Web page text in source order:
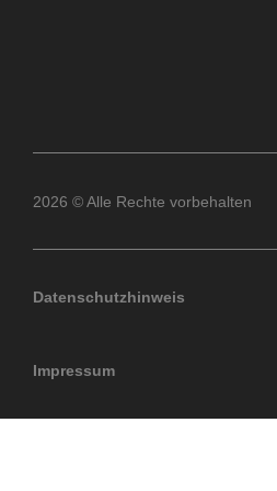
2026 © Alle Rechte vorbehalten
Datenschutzhinweis
Impressum